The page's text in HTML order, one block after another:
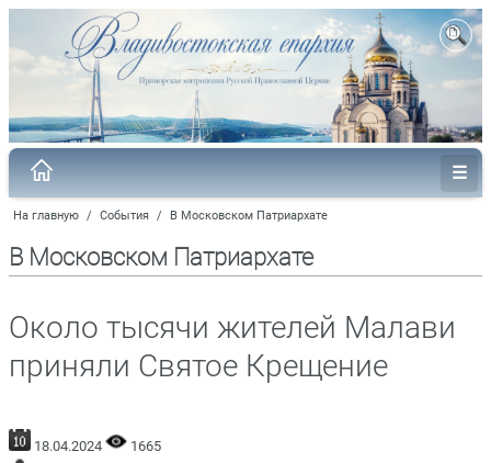
На главную / События / В Московском Патриархате
В Московском Патриархате
Около тысячи жителей Малави
приняли Святое Крещение
18.04.2024
1665